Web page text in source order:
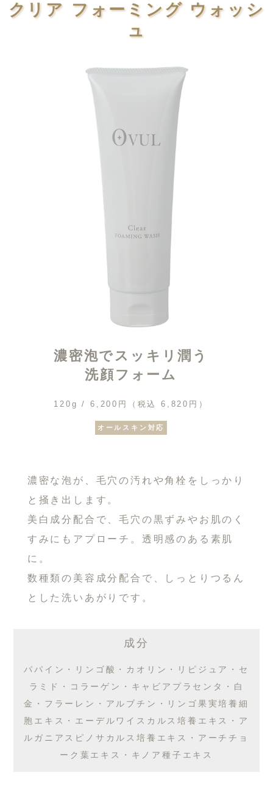
クリア フォーミング ウォッシ
ュ
濃密泡でス ッ キ リ潤 う
洗顔フ ォ ー ム
120g / 6,200円（税込 6,820円）
オールスキン対応
濃密な泡が、毛穴の汚れや角栓をしっかり
と掻き出します。
美白成分配合で、毛穴の黒ずみやお肌のく
すみにもアプローチ。透明感のある素肌
に。
数種類の美容成分配合で、しっとりつるん
とした洗いあがりです。
成分
パパイン・リンゴ酸・カオリン・リピジュア・セ
ラミド・コラーゲン・キャビアプラセンタ・白
金・フラーレン・アルブチン・リンゴ果実培養細
胞エキス・エーデルワイスカルス培養エキス・ア
ルガニアスピノサカルス培養エキス・アーチチョ
ーク葉エキス・キノア種子エキス